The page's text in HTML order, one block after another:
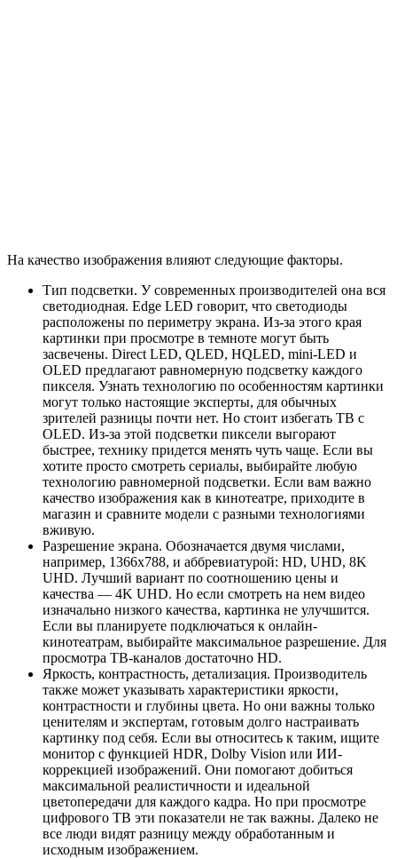
На качество изображения влияют следующие факторы.
Тип подсветки. У современных производителей она вся
светодиодная. Edge LED говорит, что светодиоды
расположены по периметру экрана. Из-за этого края
картинки при просмотре в темноте могут быть
засвечены. Direct LED, QLED, HQLED, mini-LED и
OLED предлагают равномерную подсветку каждого
пикселя. Узнать технологию по особенностям картинки
могут только настоящие эксперты, для обычных
зрителей разницы почти нет. Но стоит избегать ТВ с
OLED. Из-за этой подсветки пиксели выгорают
быстрее, технику придется менять чуть чаще. Если вы
хотите просто смотреть сериалы, выбирайте любую
технологию равномерной подсветки. Если вам важно
качество изображения как в кинотеатре, приходите в
магазин и сравните модели с разными технологиями
вживую.
Разрешение экрана. Обозначается двумя числами,
например, 1366х788, и аббревиатурой: HD, UHD, 8K
UHD. Лучший вариант по соотношению цены и
качества — 4K UHD. Но если смотреть на нем видео
изначально низкого качества, картинка не улучшится.
Если вы планируете подключаться к онлайн-
кинотеатрам, выбирайте максимальное разрешение. Для
просмотра ТВ-каналов достаточно HD.
Яркость, контрастность, детализация. Производитель
также может указывать характеристики яркости,
контрастности и глубины цвета. Но они важны только
ценителям и экспертам, готовым долго настраивать
картинку под себя. Если вы относитесь к таким, ищите
монитор с функцией HDR, Dolby Vision или ИИ-
коррекцией изображений. Они помогают добиться
максимальной реалистичности и идеальной
цветопередачи для каждого кадра. Но при просмотре
цифрового ТВ эти показатели не так важны. Далеко не
все люди видят разницу между обработанным и
исходным изображением.